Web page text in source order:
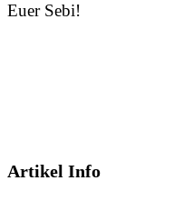
Euer Sebi!
Artikel Info